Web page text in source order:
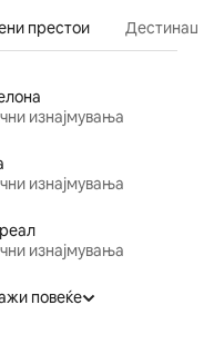
престои
изнајмувања
изнајмувања
изнајмувања
повеќе